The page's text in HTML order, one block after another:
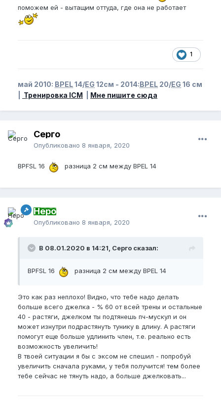
поможем ей - вытащим оттуда, где она не работает
1
май 2010: BPEL14/EG 12см - 2014:BPEL 20/EG 16 см
Тренировка ICM Мне пишите сюда
Серго
Опубликовано 8 января, 2020
BPFSL 16 разница 2 см между BPEL 14
Неро
Опубликовано 8 января, 2020
В 08.01.2020 в 14:21, Серго сказал:
BPFSL 16 разница 2 см между BPEL 14
Это как раз неплохо! Видно, что тебе надо делать
больше всего джелка - % 60 от всей трены и остальные
40 - растяги, джелком ты подтянешь пч-мускул и он
может изнутри подрастянуть тунику в длину. А растяги
помогут еще больше удлинить член, т.е. реально есть
возможность увеличить!
В твоей ситуации я бы с эксом не спешил - попробуй
увеличить сначала руками, у тебя получится! тем более
тебе сейчас не тянуть надо, а больше джелковать...